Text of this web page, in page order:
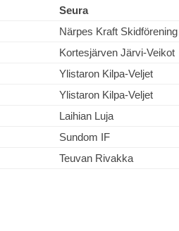
Seura
Närpes Kraft Skidförening
Kortesjärven Järvi-Veikot
Ylistaron Kilpa-Veljet
Ylistaron Kilpa-Veljet
Laihian Luja
Sundom IF
Teuvan Rivakka